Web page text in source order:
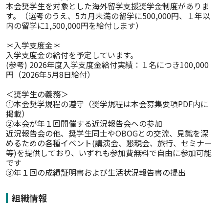
本会奨学生を対象とした海外留学支援奨学金制度がありま
す。（選考のうえ、5カ月未満の留学に500,000円、１年以
内の留学に1,500,000円を給付します）
＊入学支度金＊
入学支度金の給付を予定しています。
(参考) 2026年度入学支度金給付実績：１名につき100,000
円（2026年5月8日給付）
＜奨学生の義務＞
①本会奨学規程の遵守（奨学規程は本会募集要項PDF内に
掲載）
②本会が年１回開催する近況報告会への参加
近況報告会の他、奨学生同士やOBOGとの交流、見識を深
めるための各種イベント(講演会、懇親会、旅行、セミナー
等)を提供しており、いずれも参加費無料で自由に参加可能
です
③年１回の成績証明書および生活状況報告書の提出
組織情報